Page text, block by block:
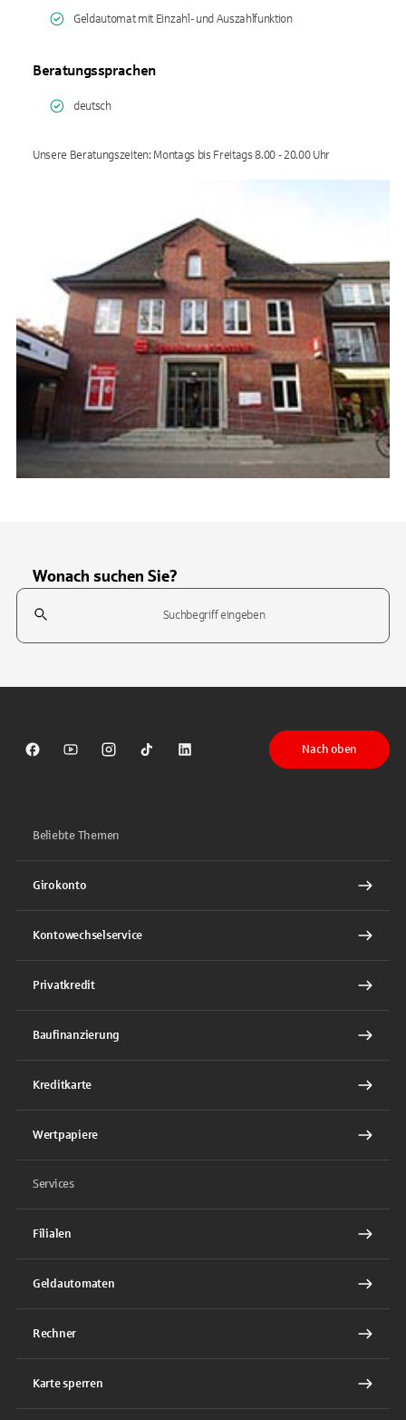
Geldautomat mit Einzahl- und Auszahlfunktion
Beratungssprachen
deutsch
Unsere Beratungszeiten: Montags bis Freitags 8.00 - 20.00 Uhr
Wonach suchen Sie?
Suchfeld
Sparkasse auf Facebook
Sparkasse auf Youtube
Sparkasse auf Instagram
Sparkasse auf TikTok
Sparkasse auf LinkedIn
Nach oben
Beliebte Themen
Girokonto
Kontowechselservice
Privatkredit
Baufinanzierung
Kreditkarte
Wertpapiere
Services
Filialen
Geldautomaten
Rechner
Karte sperren